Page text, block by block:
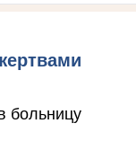
больницу